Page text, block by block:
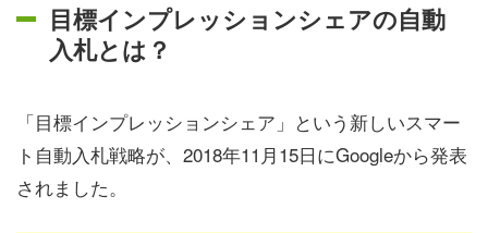
目標インプレッションシェアの自動
入札とは？
「目標インプレッションシェア」という新しいスマー
ト自動入札戦略が、2018年11月15日にGoogleから発表
されました。